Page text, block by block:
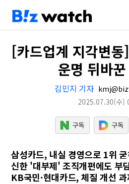
[카드업계 지각변동
운명 뒤바
김민지 기자
2025.07.30(수)
삼성카드, 내실 경영으로 1위
신한 '대부제' 조직개편에도 부
KB국민·현대카드, 체질 개선